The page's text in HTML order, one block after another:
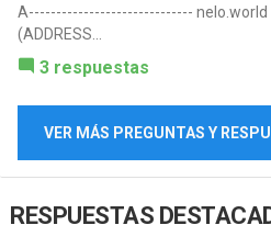
A------------------------------ nelo.world
(ADDRESS...
3 respuestas
VER MÁS PREGUNTAS Y
RESPUESTAS